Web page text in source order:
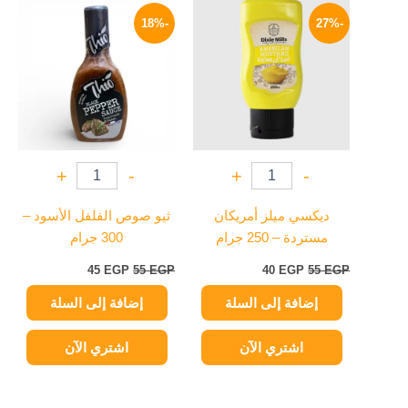
-27%
-
+
ديكسي ميلز أمريكان
مستردة – 250 جرام
55EGP
الأصلي
هو:
55 EGP.
40 EGP
هو:
40 EGP.
إضافة إلى السلة
اشتري الآن
-18%
-
+
ثيو صوص الفلفل الأسود –
300 جرام
55EGP
الأصلي
45 EGP
الحالي
هو:
45 EGP.
إضافة إلى السلة
اشتري الآن